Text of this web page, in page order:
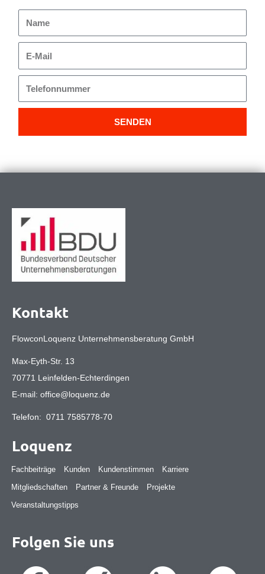
Mail
SENDEN
Kontakt
FlowconLoquenz Unternehmensberatung GmbH
Max-Eyth-Str. 13
70771 Leinfelden-Echterdingen
E-mail: office@loquenz.de
Telefon: 0711 7585778-70
Loquenz
Fachbeiträge Kunden Kundenstimmen
Karriere
Mitgliedschaften
Partner & Freunde
Projekte
Veranstaltungstipps
Folgen Sie uns